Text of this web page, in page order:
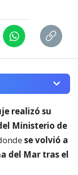
realizó su
Ministerio de
se volvió a
del Mar tras el